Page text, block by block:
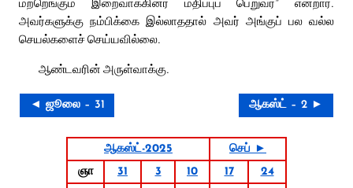
அவர்களுக்கு நம்பிக்கை இல்லாததால் அவர் அங்குப் பல வல்ல
செயல்களைச் செய்யவில்லை.
ஆண்டவரின் அருள்வாக்கு.
◄ ஜூலை – 31 ஆகஸ்ட் – 2 ►
ஆகஸ்ட்-2025
செப் ►
ஞா
31 3 10 17
24